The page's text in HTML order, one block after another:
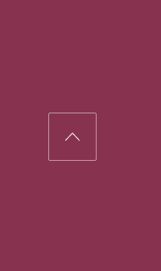
Back to Top